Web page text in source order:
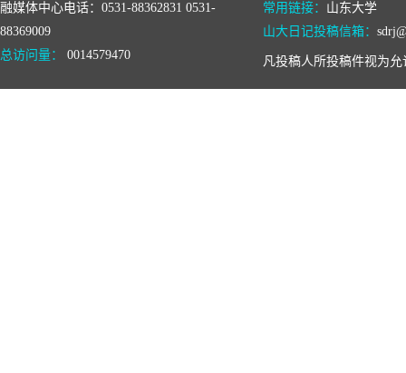
融媒体中心电话：0531-88362831 0531-
88369009
常用链接： 山东大学
山大日记投稿信箱：
总访问量：
0014579470 凡投稿人所投稿件视为